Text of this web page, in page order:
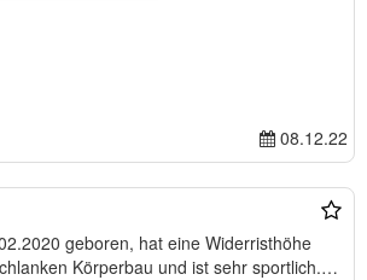
08.12.22
geboren, hat eine Widerristhöhe
Körperbau und ist sehr sportlich.…